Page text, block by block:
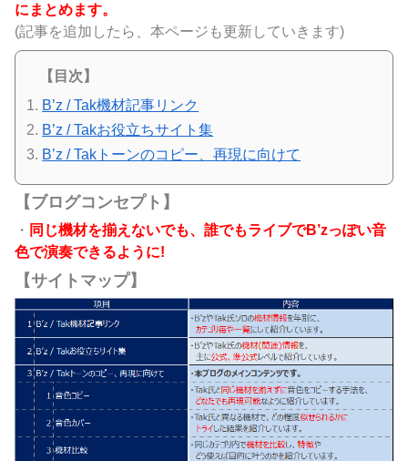
にまとめます。
(記事を追加したら、本ページも更新していきます)
【目次】
B’z / Tak機材記事リンク
B’z / Takお役立ちサイト集
B’z / Takトーンのコピー、再現に向けて
【ブログコンセプト】
・ 同じ機材を揃えないでも、誰でもライブでB’zっぽい音
色で演奏できるように!
【サイトマップ】